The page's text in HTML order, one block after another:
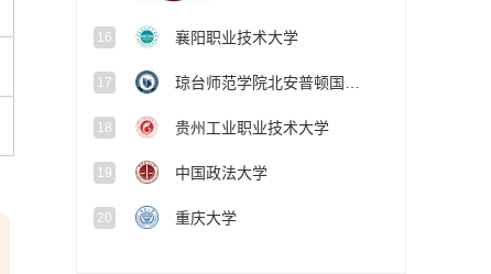
16 襄阳职业技术大学
17
18 贵州工业职业技术大学
19 中国政法大学
20 重庆大学